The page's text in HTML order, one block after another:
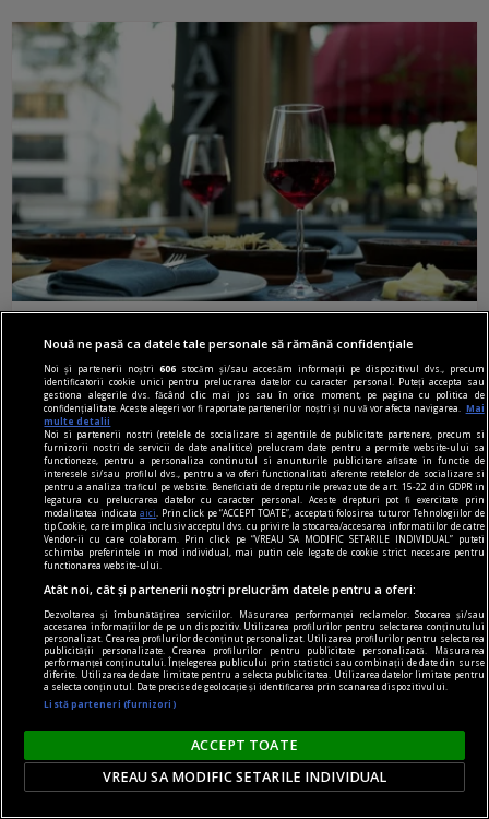
vinuri premium
Vinuri premium - selecții exclusiviste pentru
cunoscători
În lumea vinului, diferența dintre un produs
obișnuit și o experiență memorabilă este dată de
origine, rafinament și atenția la detalii. Pentru
cunoscători, alegerea nu se rezumă la o simplă
băutură, ci la o expresie a terroir-ului, a tradiției
și a măiestriei vinificatorului.
Nouă ne pasă ca datele tale personale să rămână confidențiale
Noi și partenerii noștri606 stocăm și/sau accesăm informații pe dispozitivul dvs., precum
identificatorii cookie unici pentru prelucrarea datelor cu caracter personal. Puteți accepta sau
gestiona alegerile dvs. făcând clic mai jos sau în orice moment, pe pagina cu politica de
confidențialitate. Aceste alegeri vor fi raportate partenerilor noștri și nu vă vor afecta navigarea.
Mai
multe detalii
Noi si partenerii nostri (retelele de socializare si agentiile de publicitate partenere, precum si
furnizorii nostri de servicii de date analitice) prelucram date pentru a permite website-ului sa
functioneze, pentru a personaliza continutul si anunturile publicitare afisate in functie de
interesele si/sau profilul dvs., pentru a va oferi functionalitati aferente retelelor de socializare si
pentru a analiza traficul pe website. Beneficiati de drepturile prevazute de art. 15-22 din GDPR in
legatura cu prelucrarea datelor cu caracter personal. Aceste drepturi pot fi exercitate prin
modalitatea indicataaici
. Prin click pe “ACCEPT TOATE”, acceptati folosirea tuturor Tehnologiilor de
tip Cookie, care implica inclusiv acceptul dvs. cu privire la stocarea/accesarea informatiilor de catre
Vendor-ii cu care colaboram. Prin click pe “VREAU SA MODIFIC SETARILE INDIVIDUAL” puteti
schimba preferintele in mod individual, mai putin cele legate de cookie strict necesare pentru
functionarea website-ului.
Atât noi, cât și partenerii noștri prelucrăm datele pentru a oferi:
Dezvoltarea și îmbunătățirea serviciilor. Măsurarea performanței reclamelor. Stocarea și/sau
accesarea informațiilor de pe un dispozitiv. Utilizarea profilurilor pentru selectarea conținutului
personalizat. Crearea profilurilor de conținut personalizat. Utilizarea profilurilor pentru selectarea
publicității personalizate. Crearea profilurilor pentru publicitate personalizată. Măsurarea
performanței conținutului. Înțelegerea publicului prin statistici sau combinații de date din surse
diferite. Utilizarea de date limitate pentru a selecta publicitatea. Utilizarea datelor limitate pentru
a selecta conținutul. Date precise de geolocație și identificarea prin scanarea dispozitivului.
Listă parteneri (furnizori)
ACCEPT TOATE
VREAU SA MODIFIC SETARILE INDIVIDUAL